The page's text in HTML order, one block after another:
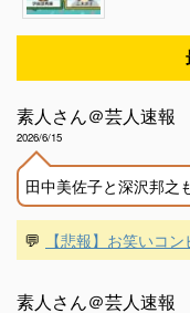
素人さん＠芸人速報
2026/6/15
田中美佐子と深沢邦之
💬 【悲報】お笑いコ
素人さん＠芸人速報